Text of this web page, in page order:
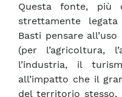
Questa fonte, più
strettamente
Basti pensare
(per l’agricoltura,
l’industria, il
all’impatto che il
del territorio